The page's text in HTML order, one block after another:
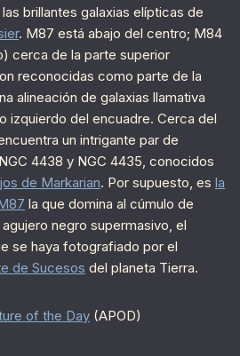
brillantes galaxias elípticas de
. M87 está abajo del centro; M84
cerca de la parte superior
reconocidas como parte de la
alineación de galaxias llamativa
izquierdo del encuadre. Cerca del
un intrigante par de
4438 y NGC 4435, conocidos
de Markarian. Por supuesto, es la
la que domina al cúmulo de
negro supermasivo, el
se haya fotografiado por el
de Sucesos del planeta Tierra.
of the Day (APOD)